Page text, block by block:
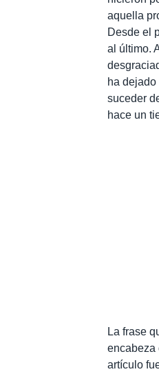
aquella
Desde el
al último.
ha dejado
suceder
hace un
La frase
encabeza
artículo